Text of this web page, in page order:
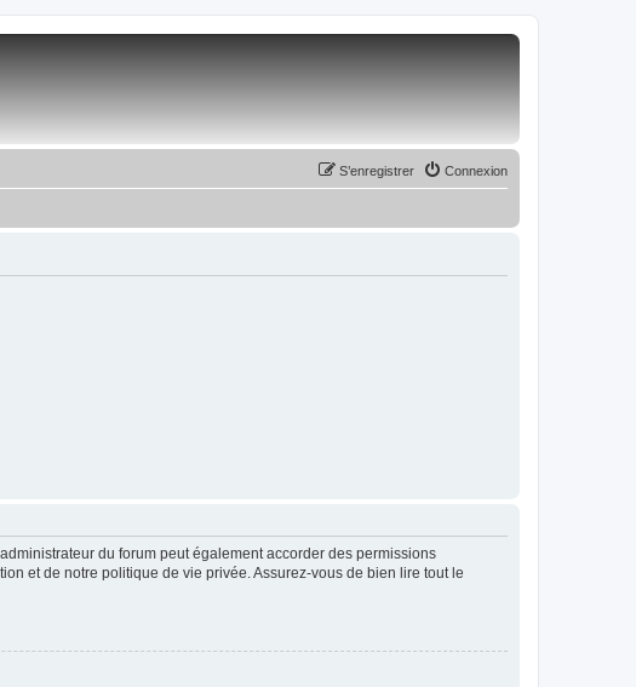
Connexion
S’enregistrer
du forum peut également accorder des permissions
et de notre politique de vie privée. Assurez-vous de bien lire tout le